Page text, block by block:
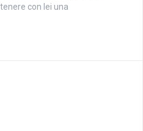
con lei una